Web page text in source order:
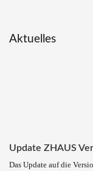
Aktuelles
Update ZHAUS
Das Update auf die